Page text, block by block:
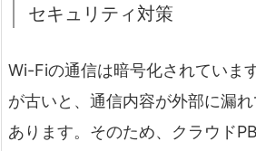
セキュリティ対策
Wi-Fiの通信は暗号化されていま
が古いと、通信内容が外部に漏
あります。そのため、クラウド